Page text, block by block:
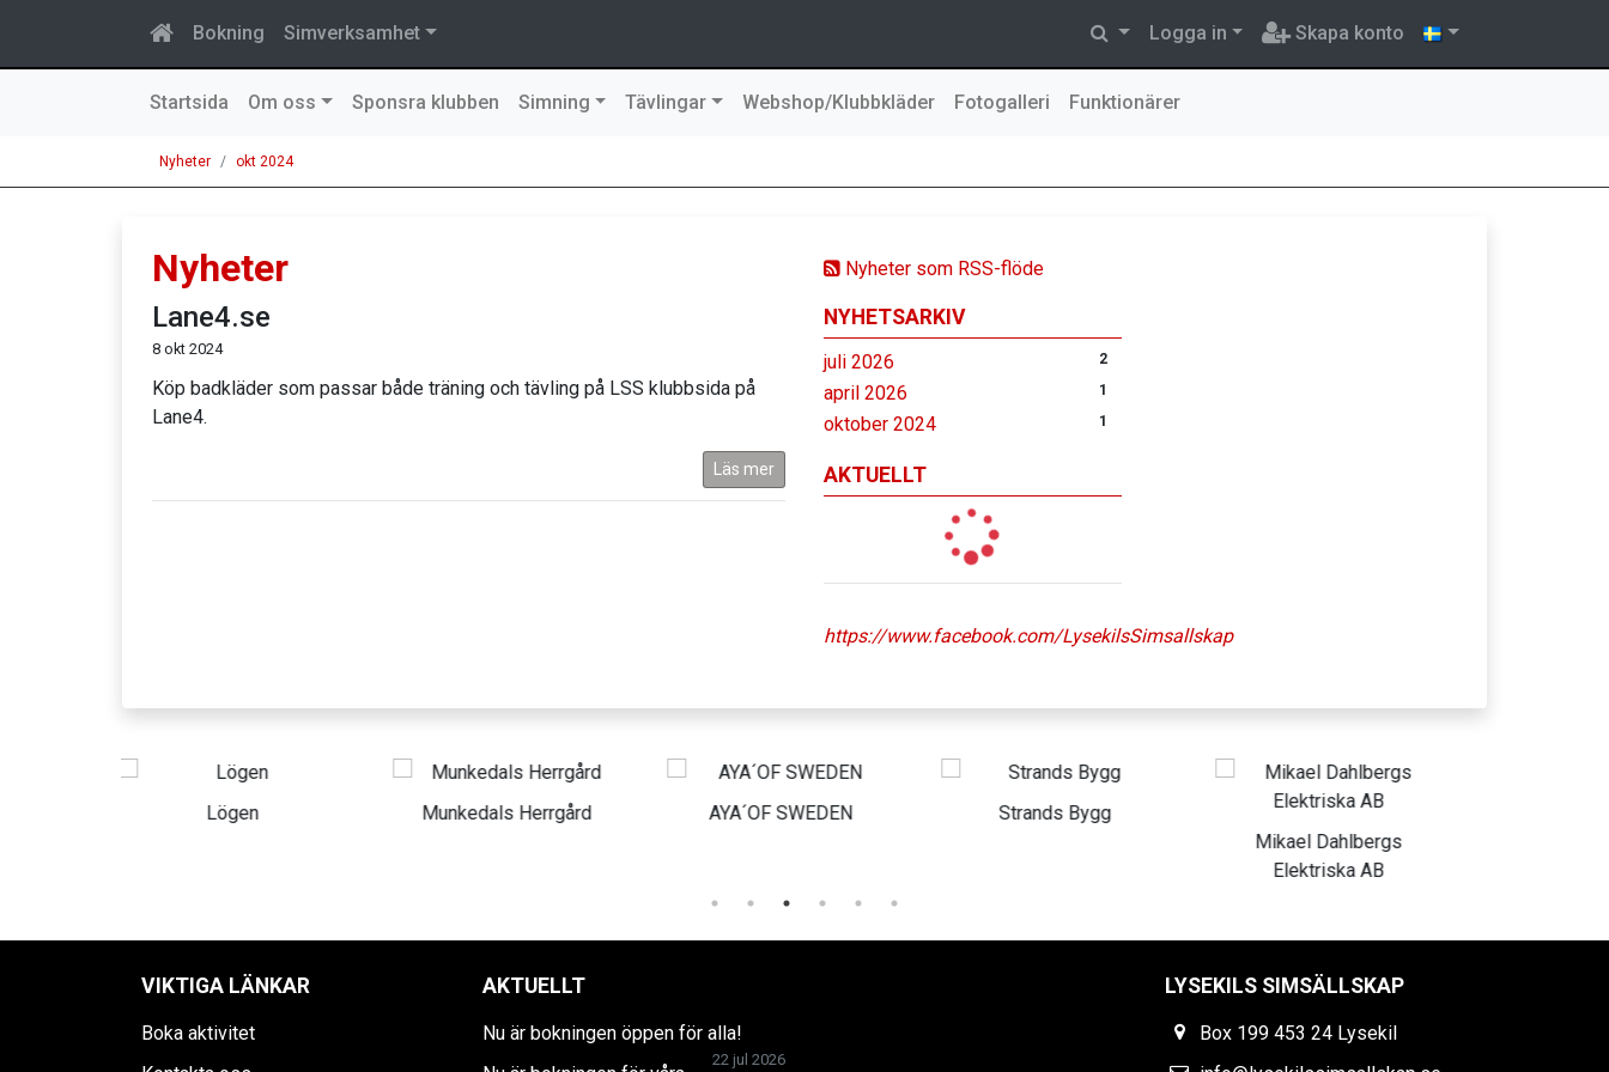
Bokning Simverksamhet Logga in Skapa konto
Startsida Om oss Sponsra klubben Simning Tävlingar Webshop/Klubbkläder Fotogalleri Funktionärer
Nyheter okt 2024
Nyheter som RSS-flöde
NYHETSARKIV
juli 2026 2
april 2026 1
oktober 2024 1
AKTUELLT
https://www.facebook.com/LysekilsSimsallskap
Nyheter
Lane4.se
8 okt 2024
Köp badkläder som passar både träning och tävling på LSS klubbsida på
Lane4.
Läs mer
Munkedals Herrgård AYA´OF SWEDEN
Strands Bygg
LD Konsult & Redovisning
VIKTIGA LÄNKAR
Boka aktivitet
AKTUELLT
Nu är bokningen öppen för alla!
22 jul 2026
LYSEKILS SIMSÄLLSKAP
Box 199 453 24 Lysekil